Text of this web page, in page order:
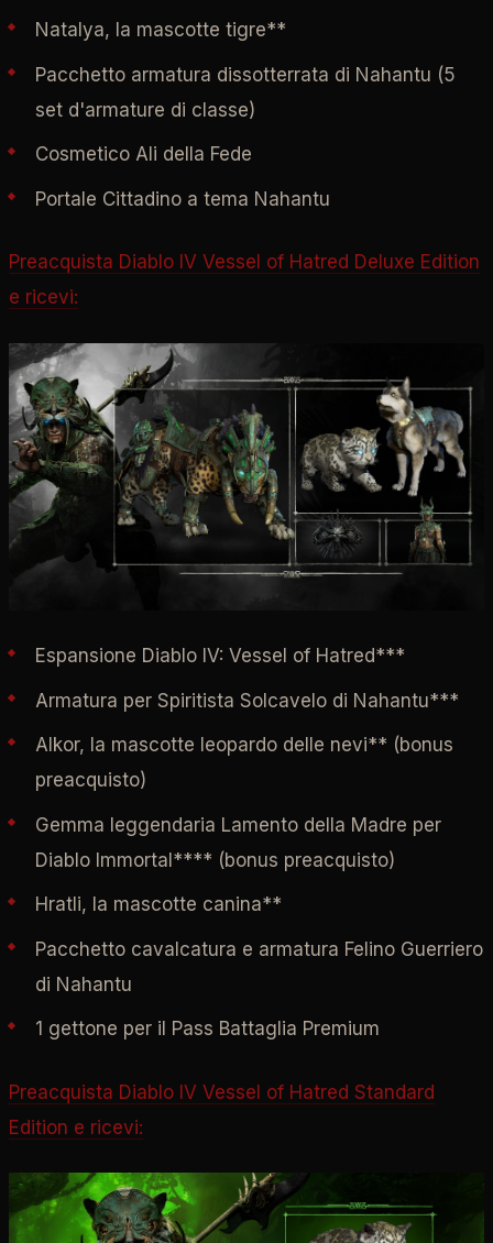
Natalya, la mascotte tigre**
Pacchetto armatura dissotterrata di Nahantu (5
set d'armature di classe)
Cosmetico Ali della Fede
Portale Cittadino a tema Nahantu
Preacquista Diablo IV Vessel of Hatred Deluxe Edition
e ricevi:
Espansione Diablo IV: Vessel of Hatred***
Armatura per Spiritista Solcavelo di Nahantu***
Alkor, la mascotte leopardo delle nevi** (bonus
preacquisto)
Gemma leggendaria Lamento della Madre per
Diablo Immortal**** (bonus preacquisto)
Hratli, la mascotte canina**
Pacchetto cavalcatura e armatura Felino Guerriero
di Nahantu
1 gettone per il Pass Battaglia Premium
Preacquista Diablo IV Vessel of Hatred Standard
Edition e ricevi: